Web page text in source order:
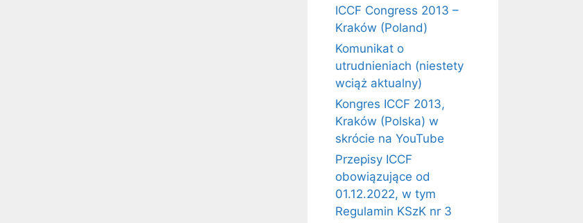
ICCF Congress 2013 –
Kraków (Poland)
Komunikat o
utrudnieniach (niestety
wciąż aktualny)
Kongres ICCF 2013,
Kraków (Polska) w
skrócie na YouTube
Przepisy ICCF
obowiązujące od
01.12.2022, w tym
Regulamin KSzK nr 3